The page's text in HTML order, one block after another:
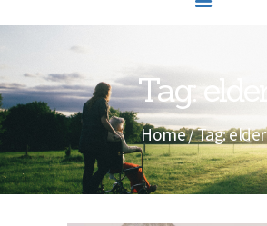
Tag: elder
Home Tag: elder
SERVICES
CONTACT US